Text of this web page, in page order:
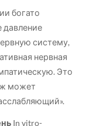
богато
давление
систему,
нервная
Это
может
In vitro-